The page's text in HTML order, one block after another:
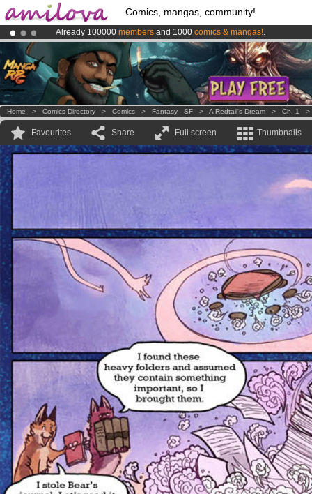
Comics, mangas, community!
Already 100000 members and 1000 comics & mangas!.
AmilovaKickstarter is now LIVE!.
Premium membership from3.95 euros per month !Get membership
Home > Comics Directory > Comics > Fantasy - SF > A Redtail's Dream > Ch. 1
Favourites Share Full screen Thumbnails